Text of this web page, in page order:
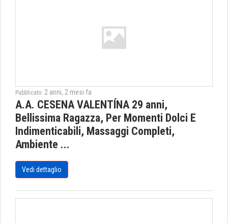
Pubblicato: 2 anni, 2 mesi fa
A.A. CESENA VALENTÍNA 29 anni,
Bellissima Ragazza, Per Momenti Dolci E
Indimenticabili, Massaggi Completi,
Ambiente ...
Vedi dettaglio